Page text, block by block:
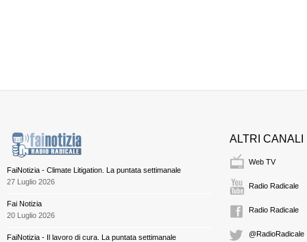
FaiNotizia - Climate Litigation. La puntata settimanale
27 Luglio 2026
Fai Notizia
20 Luglio 2026
FaiNotizia - Il lavoro di cura. La puntata settimanale
ALTRI CANALI
Web TV
Radio Radicale
Radio Radicale
@RadioRadicale